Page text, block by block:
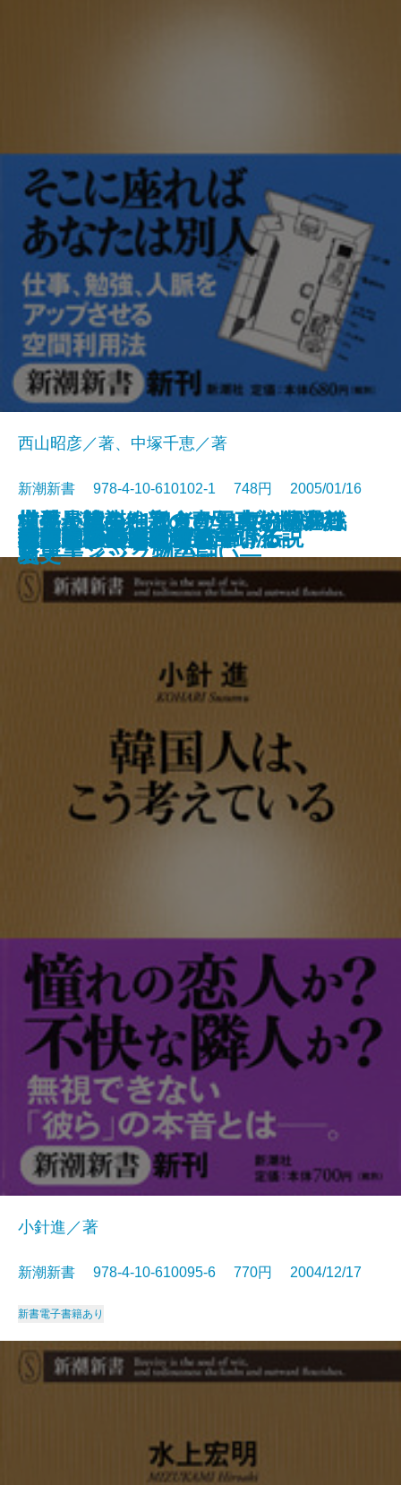
夢と欲望のコスメ戦争
世界最速のF1タイヤ―ブリヂスト
ン・エンジニアの闘い―
司法のしゃべりすぎ
薩摩の秘剣―野太刀自顕流―
世界が認めた和食の知恵―マクロ
ビオティック物語―
木に学ぶ
世間のウソ
大切なことは60字で書ける
横井小楠―維新の青写真を描いた
男―
できる人の書斎術
西山昭彦／著、中塚千恵／著
新潮新書 978-4-10-610102-1 748円 2005/01/16
新書電子書籍あり
韓国人は、こう考えている
小針進／著
新潮新書 978-4-10-610095-6 770円 2004/12/17
新書電子書籍あり
金貸しの日本史
仁義なき英国タブロイド伝説
戦国武将の養生訓
嫉妬の世界史
松下政経塾とは何か
切手と戦争―もうひとつの昭和戦
史―
由布院の小さな奇跡
中傷と陰謀―アメリカ大統領選狂
騒史―
テレビの嘘を見破る